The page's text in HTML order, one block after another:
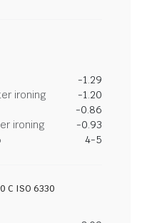
-1.29
ironing
-1.20
-0.86
ironing
-0.93
4-5
C ISO 6330